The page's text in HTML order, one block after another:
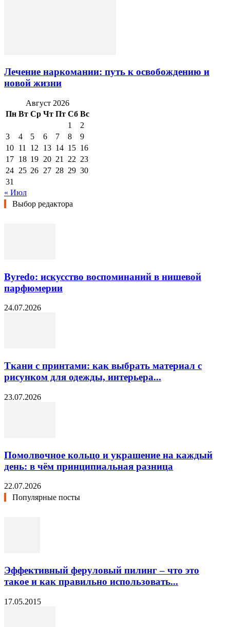
Лечение наркомании: путь к освобождению и
новой жизни
Август 2026
Пн Вт Ср Чт Пт Сб Вс
1
2
3
4 5 6 7 8
9
10 11 12 13 14 15 16
17 18 19 20 21 22 23
24 25 26 27 28 29 30
31
« Июл
Выбор редактора
Byredo: искусство воспоминаний в нишевой
парфюмерии
24.07.2026
Ткани с принтами: как выбрать материал с
рисунком для одежды, интерьера...
23.07.2026
Помолвочное кольцо и украшение на каждый
день: в чём принципиальная разница
22.07.2026
Популярные посты
Эффективный феруловый пилинг – что это
такое и как правильно использовать...
17.05.2015